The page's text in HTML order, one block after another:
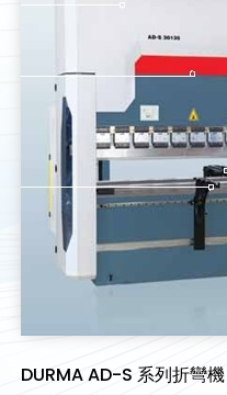
DURMA AD-S 系列折彎機